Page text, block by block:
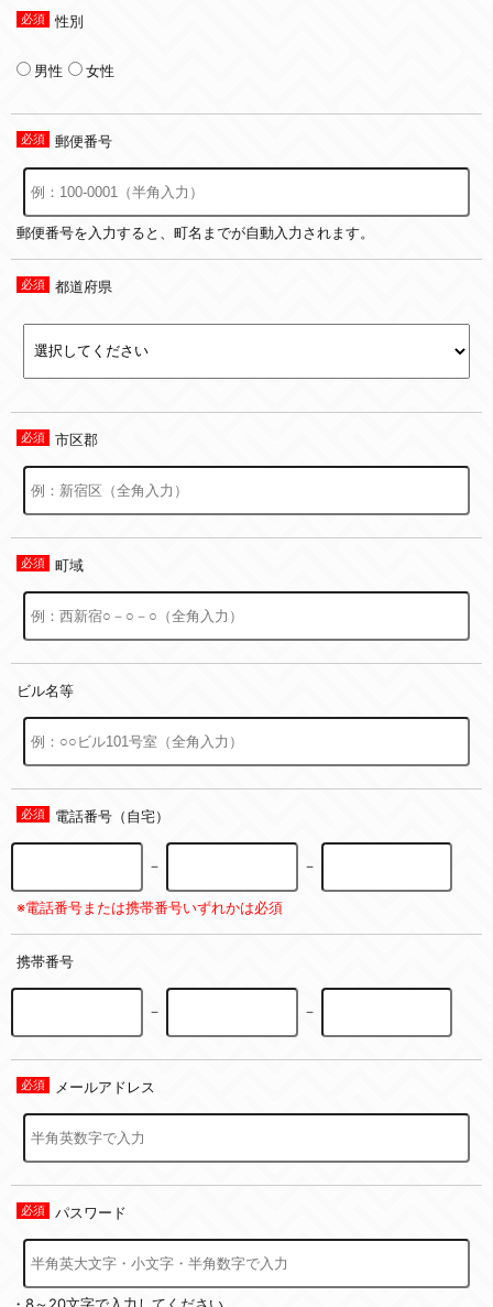
性別
男性 女性
郵便番号
郵便番号を入力すると、町名までが自動入力されます。
都道府県
市区郡
町域
ビル名等
電話番号（自宅）
－ －
※電話番号または携帯番号いずれかは必須
携帯番号
－ －
メールアドレス
パスワード
・8～20文字で入力してください。